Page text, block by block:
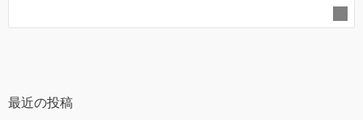
最近の投稿